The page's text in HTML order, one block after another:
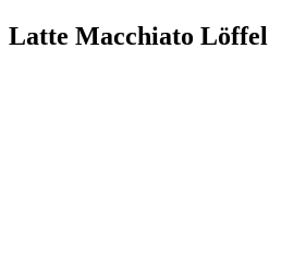
Latte Macchiato Löffel